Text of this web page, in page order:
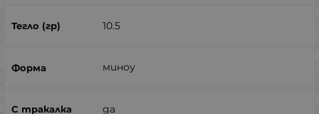
10.5
миноу
да